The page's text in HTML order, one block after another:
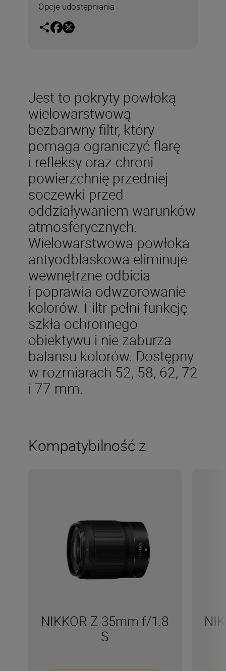
Opcje udostępniania
Jest to pokryty powłoką
wielowarstwową
bezbarwny filtr, który
pomaga ograniczyć flarę
i refleksy oraz chroni
powierzchnię przedniej
soczewki przed
oddziaływaniem warunków
atmosferycznych.
Wielowarstwowa powłoka
antyodblaskowa eliminuje
wewnętrzne odbicia
i poprawia odwzorowanie
kolorów. Filtr pełni funkcję
szkła ochronnego
obiektywu i nie zaburza
balansu kolorów. Dostępny
w rozmiarach 52, 58, 62, 72
i 77 mm.
Kompatybilność z
NIKKOR Z 35mm f/1.8
S